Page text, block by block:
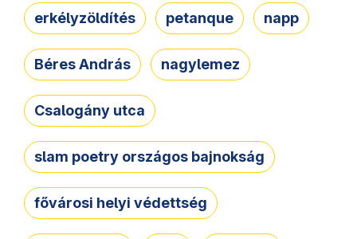
erkélyzöldítés petanque napp
Béres András nagylemez
Csalogány utca
slam poetry országos bajnokság
fővárosi helyi védettség